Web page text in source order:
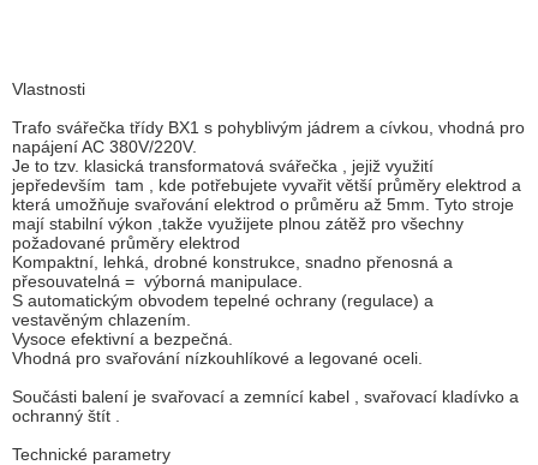
Vlastnosti
Trafo svářečka třídy BX1 s pohyblivým jádrem a cívkou, vhodná pro
napájení AC 380V/220V.
Je to tzv. klasická transformatová svářečka , jejiž využití
jepředevším tam , kde potřebujete vyvařit větší průměry elektrod a
která umožňuje svařování elektrod o průměru až 5mm. Tyto stroje
mají stabilní výkon ,takže využijete plnou zátěž pro všechny
požadované průměry elektrod
Kompaktní, lehká, drobné konstrukce, snadno přenosná a
přesouvatelná = výborná manipulace.
S automatickým obvodem tepelné ochrany (regulace) a
vestavěným chlazením.
Vysoce efektivní a bezpečná.
Vhodná pro svařování nízkouhlíkové a legované oceli.
Součásti balení je svařovací a zemnící kabel , svařovací kladívko a
ochranný štít .
Technické parametry